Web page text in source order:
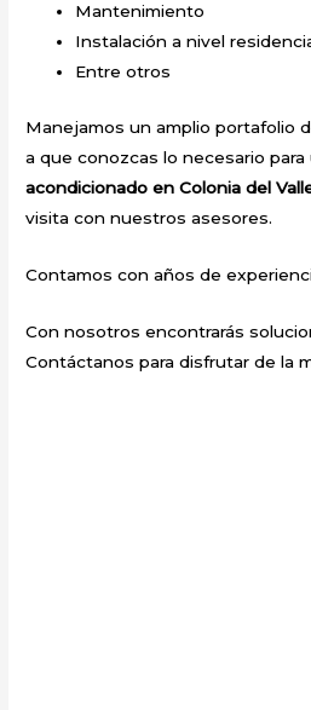
Mantenimiento
Instalación a nivel
Entre otros
Manejamos un amplio portafolio
a que conozcas lo necesario
acondicionado en Colonia del
visita con nuestros asesores.
Contamos con años de
Con nosotros encontrarás
Contáctanos para disfrutar de la